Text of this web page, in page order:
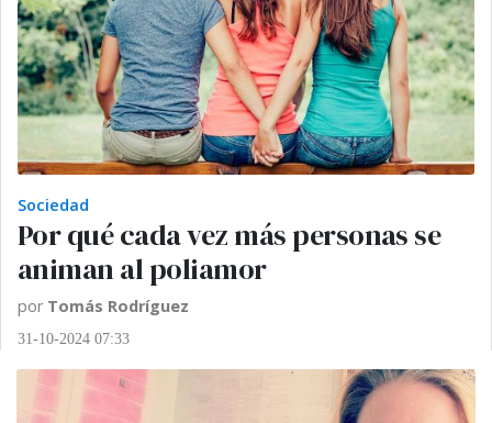
Sociedad
Por qué cada vez más personas se
animan al poliamor
por Tomás Rodríguez
31-10-2024 07:33